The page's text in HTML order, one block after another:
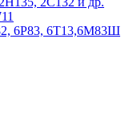
6Р83, 6Т13,6М83Ш